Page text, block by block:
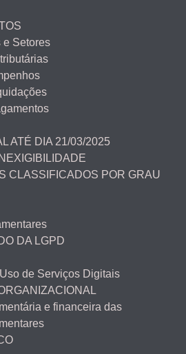
e Setores
ATÉ DIA 21/03/2025
CLASSIFICADOS POR GRAU
DA LGPD
de Serviços Digitais
e financeira das